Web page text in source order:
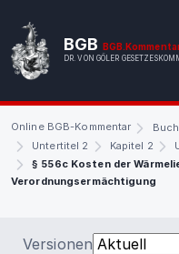
BGB
DR. VON GÖLER
Online BGB-Kommentar
Untertitel 2
Kapitel 2
§ 556c Kosten der
Verordnungsermächtigung
Versionen